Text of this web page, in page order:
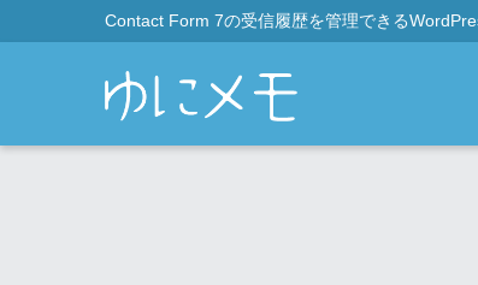
Contact Form 7の受信履歴を管理できる